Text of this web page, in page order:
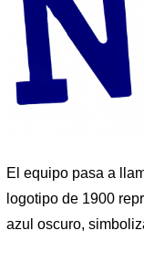
El equipo pasa a
logotipo de 1900
azul oscuro,